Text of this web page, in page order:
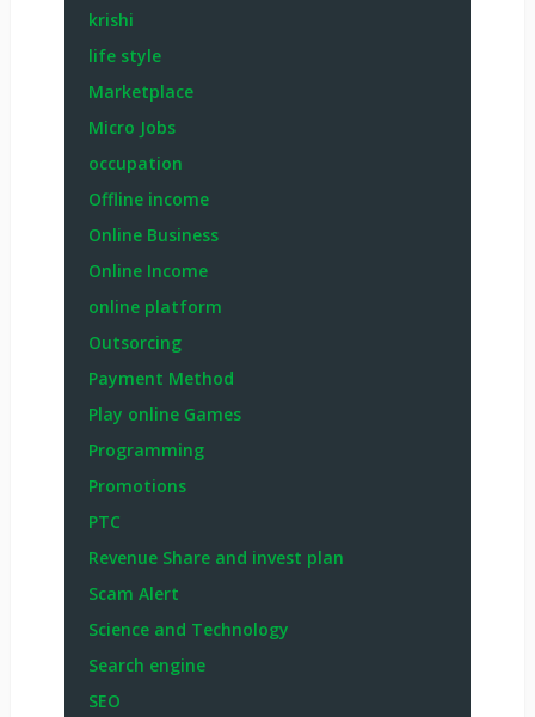
krishi
life style
Marketplace
Micro Jobs
occupation
Offline income
Online Business
Online Income
online platform
Outsorcing
Payment Method
Play online Games
Programming
Promotions
PTC
Revenue Share and invest plan
Scam Alert
Science and Technology
Search engine
SEO